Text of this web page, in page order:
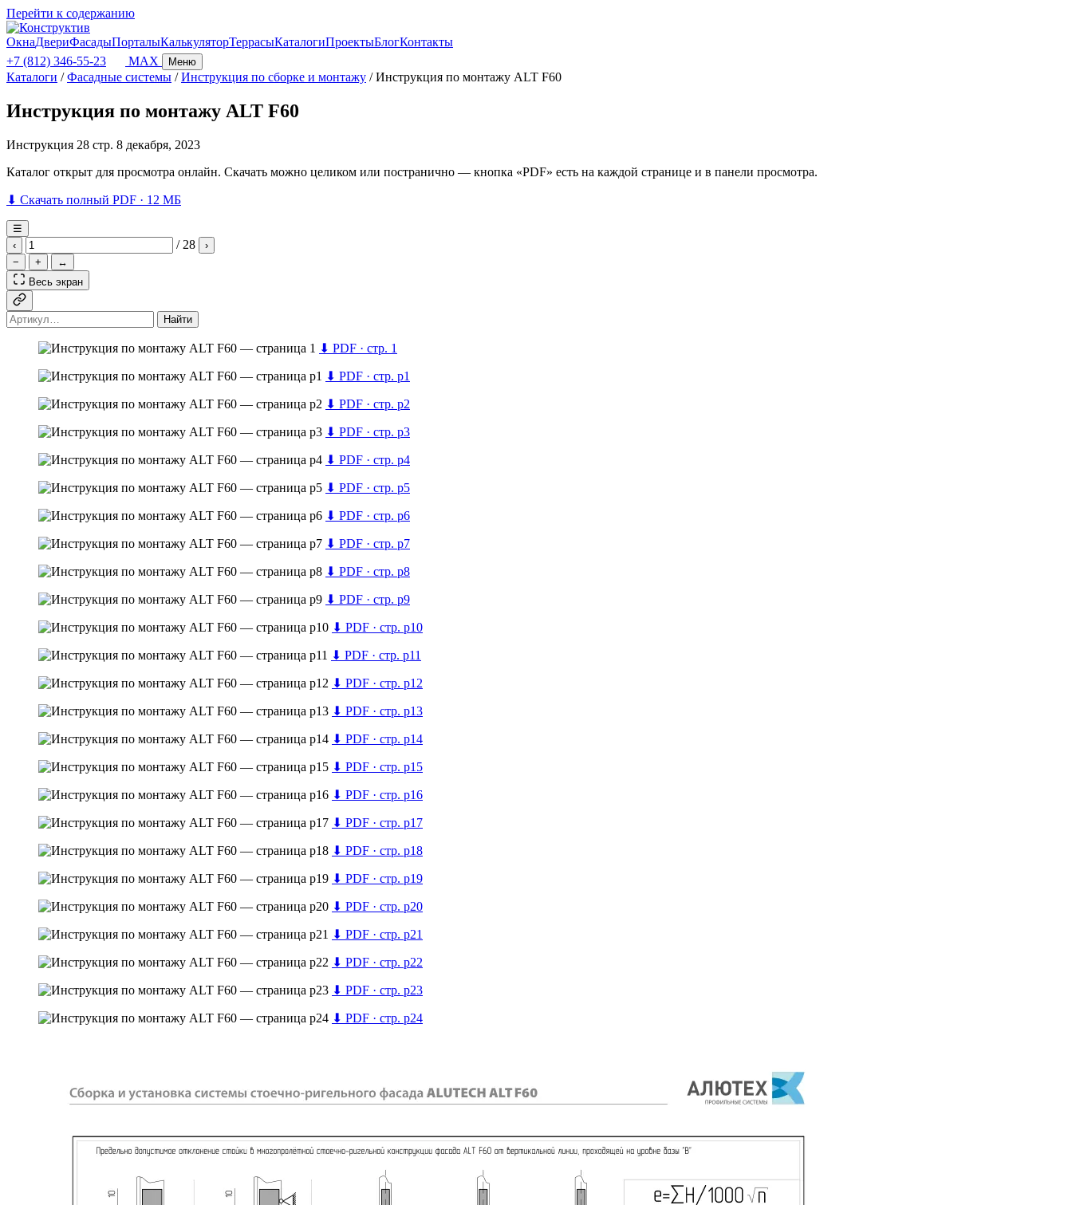
Перейти к содержанию
ОкнаДвериФасадыПорталыКалькуляторТеррасыКаталогиПроектыБлогКонтакты
+7 (812) 346-55-23
MAX Меню
Каталоги / Фасадные системы / Инструкция по сборке и монтажу / Инструкция по монтажу ALT F60
Инструкция по монтажу ALT F60
Инструкция 28 стр. 8 декабря, 2023
Каталог открыт для просмотра онлайн. Скачать можно целиком или постранично — кнопка «PDF» есть на каждой странице и в панели просмотра.
⬇ Скачать полный PDF · 12 МБ
☰
‹
/ 28
›
−
+
↔
Весь экран
Найти
⬇ PDF · стр. 1
⬇ PDF · стр. p1
⬇ PDF · стр. p2
⬇ PDF · стр. p3
⬇ PDF · стр. p4
⬇ PDF · стр. p5
⬇ PDF · стр. p6
⬇ PDF · стр. p7
⬇ PDF · стр. p8
⬇ PDF · стр. p9
⬇ PDF · стр. p10
⬇ PDF · стр. p11
⬇ PDF · стр. p12
⬇ PDF · стр. p13
⬇ PDF · стр. p14
⬇ PDF · стр. p15
⬇ PDF · стр. p16
⬇ PDF · стр. p17
⬇ PDF · стр. p18
⬇ PDF · стр. p19
⬇ PDF · стр. p20
⬇ PDF · стр. p21
⬇ PDF · стр. p22
⬇ PDF · стр. p23
⬇ PDF · стр. p24